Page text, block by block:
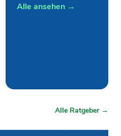
Alle ansehen →
Alle Ratgeber →